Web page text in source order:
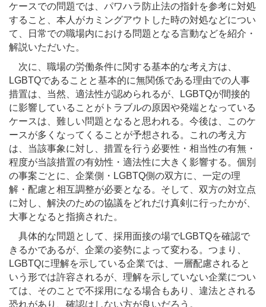
ケースでの問題では、パワハラ防止法の指針を参考に対処
すること、本人がカミングアウトした時の対処などについ
て、日常での職場内における問題となる言動などを紹介・
解説いただいた。
次に、職場の労働条件に関する基本的な考え方は、
LGBTQであることと基本的に無関係である理由での人事
措置は、当然、適法性が認められるが、LGBTQが間接的
に影響していることがトラブルの原因や発端となっている
ケースは、難しい問題となると思われる。今後は、このケ
ースが多くなってくることが予想される。これの考え方
は、当該事象に対し、措置を行う必要性・相当性の有無・
程度が当該措置の有効性・適法性に大きく影響する。個別
の事案ごとに、企業側・LGBTQ側の双方に、一定の理
解・配慮と相互調整が必要となる。そして、双方の対立点
に対し、解決のための協議をどれだけ真剣に行ったかが、
大事となると指摘された。
具体的な問題として、採用面接の場でLGBTQを確認で
きるかであるが、企業の姿勢によって変わる。つまり、
LGBTQに理解を示している企業では、一層配慮されると
いう形では許容されるが、理解を示していない企業につい
ては、そのことで不採用になる場合もあり、違法とされる
恐れがあり、確認はしない方が良いだろう。